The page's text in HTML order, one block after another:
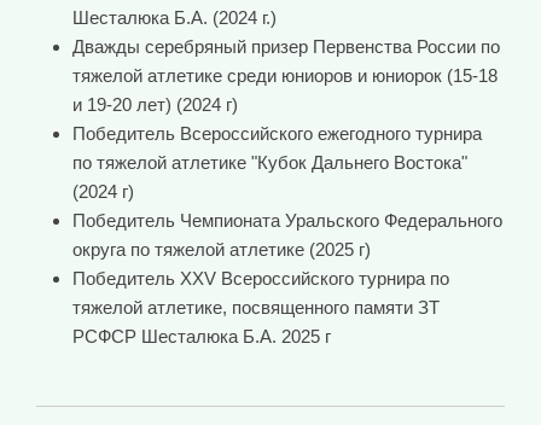
Шесталюка Б.А. (2024 г.)
Дважды серебряный призер Первенства России по
тяжелой атлетике среди юниоров и юниорок (15-18
и 19-20 лет) (2024 г)
Победитель Всероссийского ежегодного турнира
по тяжелой атлетике "Кубок Дальнего Востока"
(2024 г)
Победитель Чемпионата Уральского Федерального
округа по тяжелой атлетике (2025 г)
Победитель XXV Всероссийского турнира по
тяжелой атлетике, посвященного памяти ЗТ
РСФСР Шесталюка Б.А. 2025 г